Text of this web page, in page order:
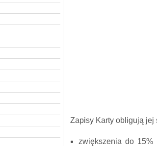
Zapisy Karty obligują jej
zwiększenia do 15%